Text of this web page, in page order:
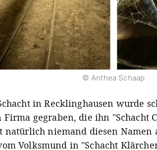
© Anthea Schaap
in Recklinghausen wurde
Firma gegraben, die ihn "Schacht
natürlich niemand diesen Namen
Volksmund in "Schacht